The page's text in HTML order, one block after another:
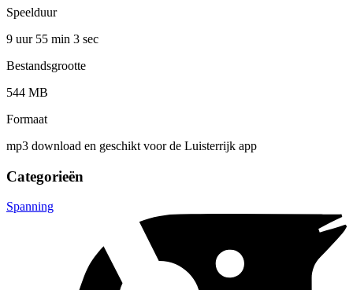
Speelduur
9 uur 55 min 3 sec
Bestandsgrootte
544 MB
Formaat
mp3 download en geschikt voor de Luisterrijk app
Categorieën
Spanning